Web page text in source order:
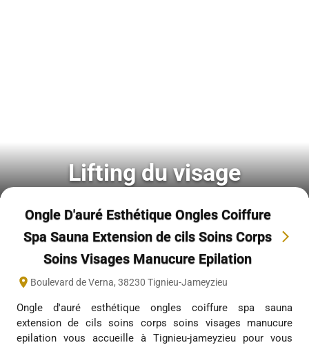
Lifting du visage
Ongle D'auré Esthétique Ongles Coiffure
Spa Sauna Extension de cils Soins Corps
Soins Visages Manucure Epilation
Boulevard de Verna, 38230 Tignieu-Jameyzieu
Ongle d'auré esthétique ongles coiffure spa sauna
extension de cils soins corps soins visages manucure
epilation vous accueille à Tignieu-jameyzieu pour vous